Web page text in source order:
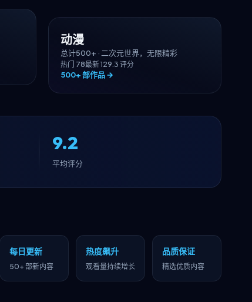
动漫
总计500+ ·二次元世界，无限精彩
热门 78最新129.3 评分
500+部作品 →
9.2
平均评分
每日更新
50+ 部新内容
热度飙升
观看量持续增长
品质保证
精选优质内容